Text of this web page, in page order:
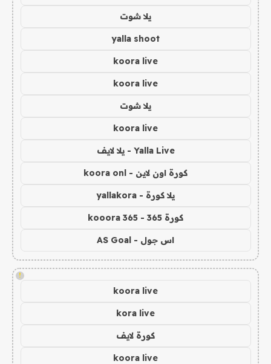
يلا شوت
yalla shoot
koora live
koora live
يلا شوت
koora live
Yalla Live - يلا لايف
كورة اون لاين - koora onl
يلا كورة - yallakora
كورة 365 - kooora 365
اس جول - AS Goal
!
koora live
kora live
كورة لايف
koora live